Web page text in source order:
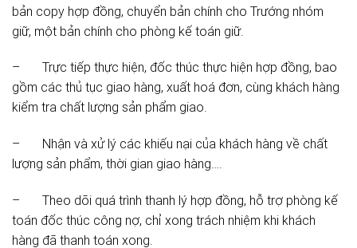
bản copy hợp đồng, chuyển bản chính cho Trướng nhóm
giữ, một bản chính cho phòng kế toán giữ.
– Trực tiếp thực hiện, đốc thúc thực hiện hợp đồng, bao
gồm các thủ tục giao hàng, xuất hoá đơn, cùng khách hàng
kiểm tra chất lượng sản phẩm giao.
– Nhận và xử lý các khiếu nại của khách hàng về chất
lượng sản phẩm, thời gian giao hàng….
– Theo dõi quá trình thanh lý hợp đồng, hỗ trợ phòng kế
toán đốc thúc công nợ, chỉ xong trách nhiệm khi khách
hàng đã thanh toán xong.